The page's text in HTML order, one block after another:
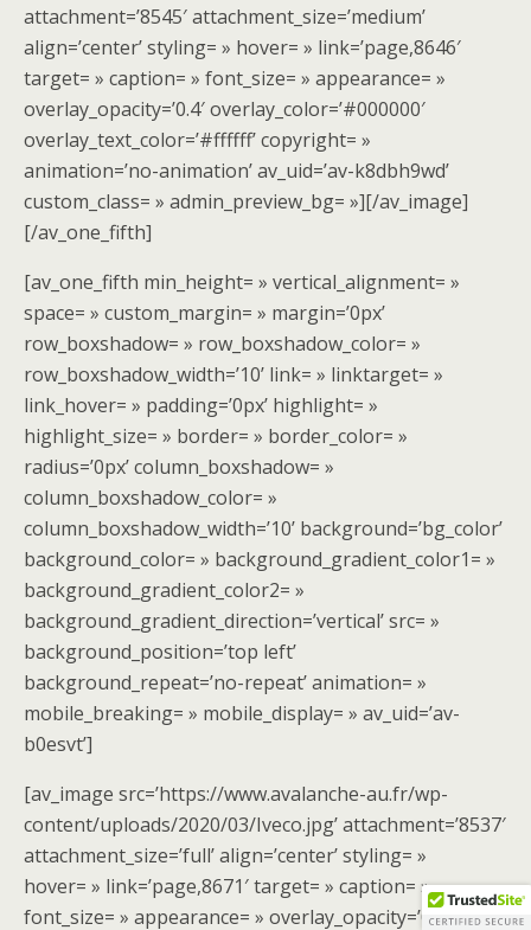
attachment=’8545′ attachment_size=’medium’
align=’center’ styling= » hover= » link=’page,8646′
target= » caption= » font_size= » appearance= »
overlay_opacity=’0.4′ overlay_color=’#000000′
overlay_text_color=’#ffffff’ copyright= »
animation=’no-animation’ av_uid=’av-k8dbh9wd’
custom_class= » admin_preview_bg= »][/av_image]
[/av_one_fifth]
[av_one_fifth min_height= » vertical_alignment= »
space= » custom_margin= » margin=’0px’
row_boxshadow= » row_boxshadow_color= »
row_boxshadow_width=’10’ link= » linktarget= »
link_hover= » padding=’0px’ highlight= »
highlight_size= » border= » border_color= »
radius=’0px’ column_boxshadow= »
column_boxshadow_color= »
column_boxshadow_width=’10’ background=’bg_color’
background_color= » background_gradient_color1= »
background_gradient_color2= »
background_gradient_direction=’vertical’ src= »
background_position=’top left’
background_repeat=’no-repeat’ animation= »
mobile_breaking= » mobile_display= » av_uid=’av-
b0esvt’]
[av_image src=’https://www.avalanche-au.fr/wp-
content/uploads/2020/03/Iveco.jpg’ attachment=’8537′
attachment_size=’full’ align=’center’ styling= »
hover= » link=’page,8671′ target= » caption= »
font_size= » appearance= » overlay_opacity=’0.4′